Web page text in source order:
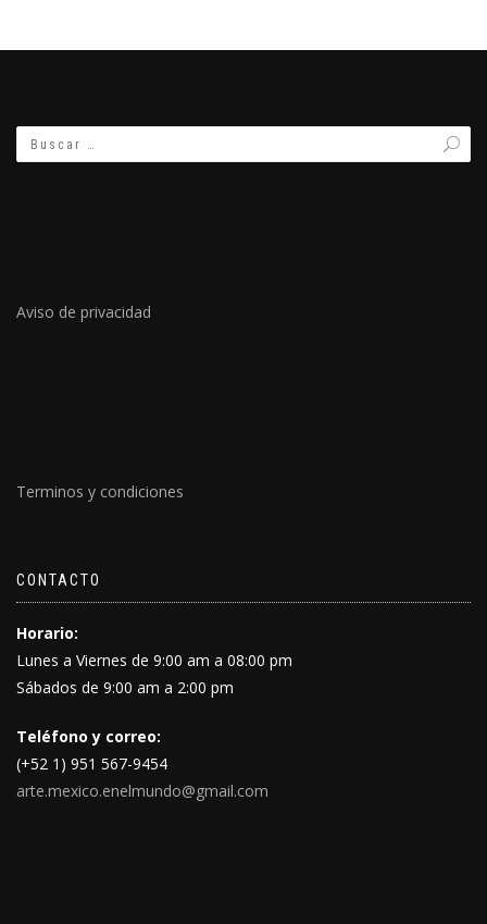
Aviso de privacidad
Terminos y condiciones
CONTACTO
Horario:
Lunes a Viernes de 9:00 am a 08:00 pm
Sábados de 9:00 am a 2:00 pm
Teléfono y correo:
(+52 1) 951 567-9454
arte.mexico.enelmundo@gmail.com